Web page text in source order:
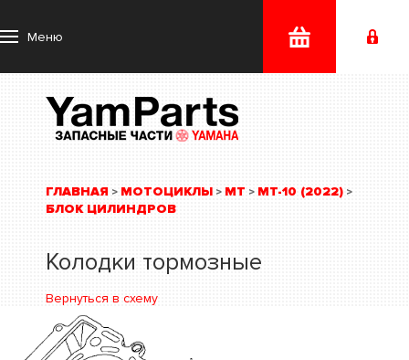
Меню
ГЛАВНАЯ > МОТОЦИКЛЫ > MT > MT-10 (2022) >
БЛОК ЦИЛИНДРОВ
Колодки тормозные
Вернуться в схему